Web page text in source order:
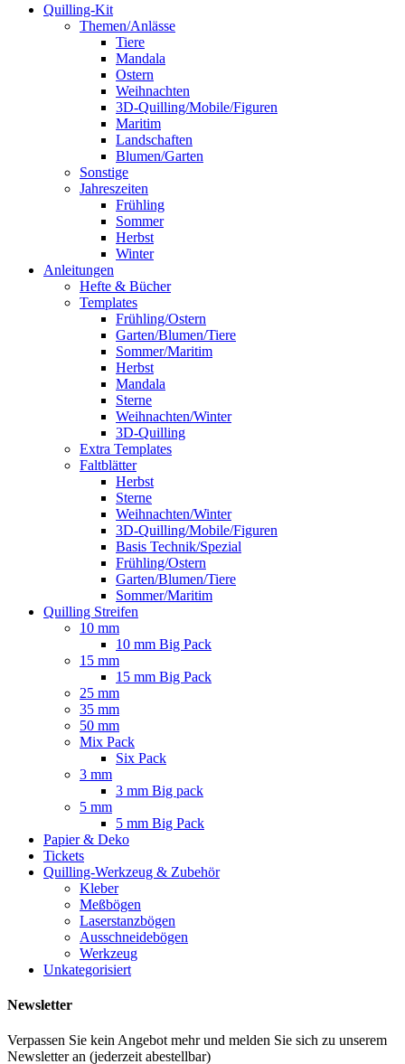
Quilling-Kit
Themen/Anlässe
Tiere
Mandala
Ostern
Weihnachten
3D-Quilling/Mobile/Figuren
Maritim
Landschaften
Blumen/Garten
Sonstige
Jahreszeiten
Frühling
Sommer
Herbst
Winter
Anleitungen
Hefte & Bücher
Templates
Frühling/Ostern
Garten/Blumen/Tiere
Sommer/Maritim
Herbst
Mandala
Sterne
Weihnachten/Winter
3D-Quilling
Extra Templates
Faltblätter
Herbst
Sterne
Weihnachten/Winter
3D-Quilling/Mobile/Figuren
Basis Technik/Spezial
Frühling/Ostern
Garten/Blumen/Tiere
Sommer/Maritim
Quilling Streifen
10 mm
10 mm Big Pack
15 mm
15 mm Big Pack
25 mm
35 mm
50 mm
Mix Pack
Six Pack
3 mm
3 mm Big pack
5 mm
5 mm Big Pack
Papier & Deko
Tickets
Quilling-Werkzeug & Zubehör
Kleber
Meßbögen
Laserstanzbögen
Ausschneidebögen
Werkzeug
Unkategorisiert
Newsletter
Verpassen Sie kein Angebot mehr und melden Sie sich zu unserem
Newsletter an (jederzeit abestellbar)